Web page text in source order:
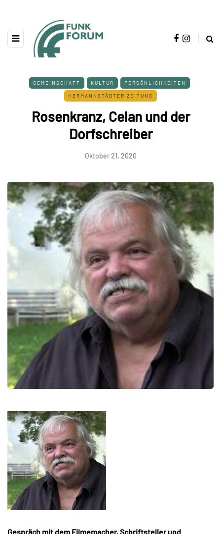
GEMEINSCHAFT KULTUR PERSÖNLICHKEITEN
HERMANNSTÄDTER ZEITUNG
Rosenkranz, Celan und der
Dorfschreiber
Oktober 21, 2020
Gespräch mit dem Filmemacher, Schriftsteller und